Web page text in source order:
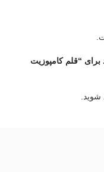
برای “قلم کامپوزیت
شوید.